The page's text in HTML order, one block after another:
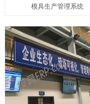
模具生产管理系统